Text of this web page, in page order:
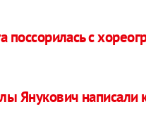
поссорилась с
Янукович написали